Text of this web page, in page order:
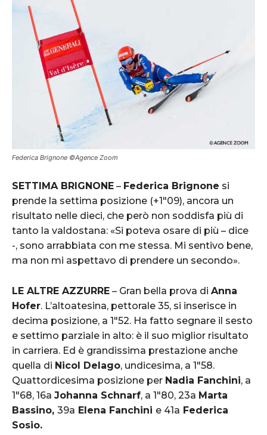
Federica Brignone ©Agence Zoom
SETTIMA BRIGNONE – Federica Brignone si
prende la settima posizione (+1″09), ancora un
risultato nelle dieci, che però non soddisfa più di
tanto la valdostana: «Si poteva osare di più – dice
-, sono arrabbiata con me stessa. Mi sentivo bene,
ma non mi aspettavo di prendere un secondo».
LE ALTRE AZZURRE – Gran bella prova di Anna
Hofer. L’altoatesina, pettorale 35, si inserisce in
decima posizione, a 1″52. Ha fatto segnare il sesto
e settimo parziale in alto: è il suo miglior risultato
in carriera. Ed è grandissima prestazione anche
quella di Nicol Delago, undicesima, a 1″58.
Quattordicesima posizione per Nadia Fanchini, a
1″68, 16a Johanna Schnarf, a 1″80, 23a Marta
Bassino, 39a Elena Fanchini e 41a Federica
Sosio.